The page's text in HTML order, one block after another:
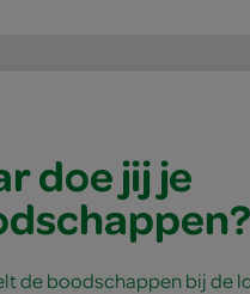
doe jij je
de boodschappen bij de